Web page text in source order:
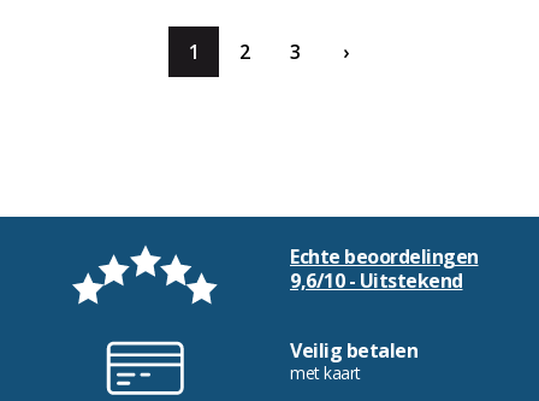
1 2 3 ›
Echte beoordelingen
9,6/10 - Uitstekend
Veilig betalen
met kaart